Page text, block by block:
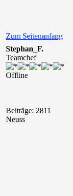
Zum Seitenanfang
Stephan_F.
Teamchef
Offline
Beiträge: 2811
Neuss